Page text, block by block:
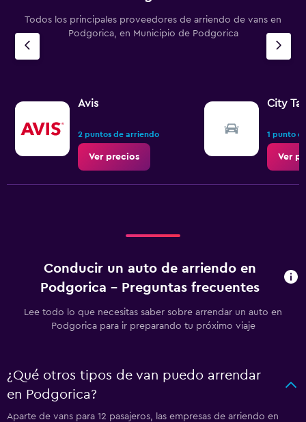
Todos los principales proveedores de arriendo de vans en
Podgorica, en Municipio de Podgorica
Avis
2 puntos de arriendo
Ver precios
City
1 punto
Ver
Conducir un auto de arriendo en
Podgorica - Preguntas frecuentes
Lee todo lo que necesitas saber sobre arrendar un auto en
Podgorica para ir preparando tu próximo viaje
¿Qué otros tipos de van puedo arrendar
en Podgorica?
Aparte de vans para 12 pasajeros, las empresas de arriendo en